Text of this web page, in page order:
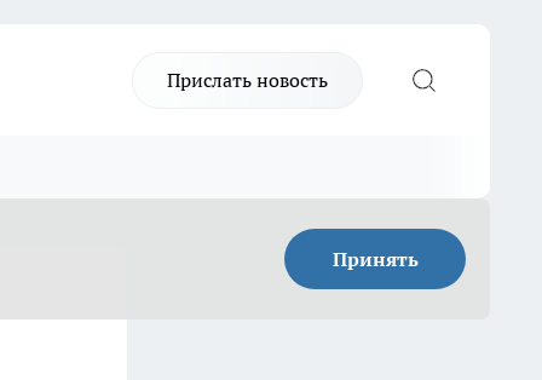
Прислать новость
Принять